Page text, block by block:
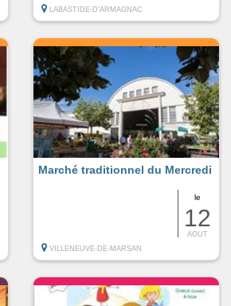
LABASTIDE-D'ARMAGNAC
le
12
AOUT
Marché traditionnel du Mercredi
VILLENEUVE-DE-MARSAN